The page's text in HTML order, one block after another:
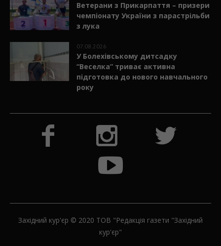
Ветерани з Прикарпаття – призери
чемпіонату України з парастрільби
з лука
07.08.2026
У Болехівському дитсадку
“Веселка” триває активна
підготовка до нового навчального
року
Західний кур'єр © 2020 ТОВ "Редакція газети "Західний
кур'єр"